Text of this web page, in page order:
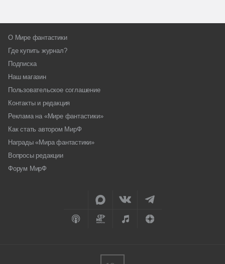
О Мире фантастики
Где купить журнал?
Подписка
Наш магазин
Пользовательское соглашение
Контакты и редакция
Реклама на «Мире фантастики»
Как стать автором МирФ
Награды «Мира фантастики»
Вопросы редакции
Форум МирФ